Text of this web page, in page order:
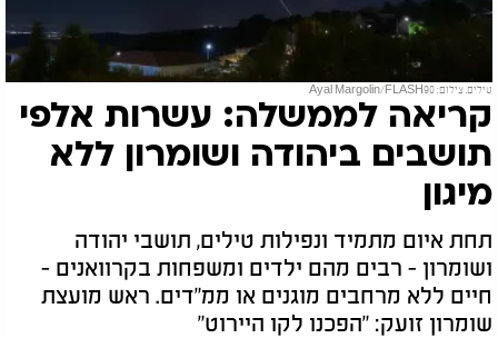
טילים. צילום: Ayal Margolin/FLASH90
קריאה לממשלה: עשרות אלפי
תושבים ביהודה ושומרון ללא
מיגון
תחת איום מתמיד ונפילות טילים, תושבי יהודה
ושומרון - רבים מהם ילדים ומשפחות בקרוואנים -
חיים ללא מרחבים מוגנים או ממ"דים. ראש מועצת
שומרון זועק: "הפכנו לקו היירוט"